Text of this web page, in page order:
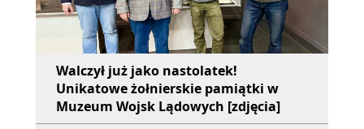
Walczył już jako nastolatek!
Unikatowe żołnierskie pamiątki w
Muzeum Wojsk Lądowych [zdjęcia]